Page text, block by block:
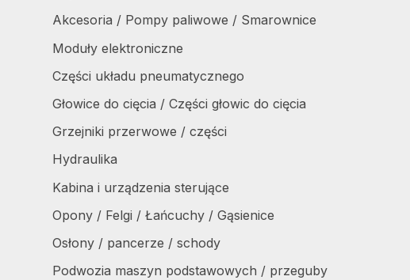
Akcesoria / Pompy paliwowe / Smarownice
Moduły elektroniczne
Części układu pneumatycznego
Głowice do cięcia / Części głowic do cięcia
Grzejniki przerwowe / części
Hydraulika
Kabina i urządzenia sterujące
Opony / Felgi / Łańcuchy / Gąsienice
Osłony / pancerze / schody
Podwozia maszyn podstawowych / przeguby